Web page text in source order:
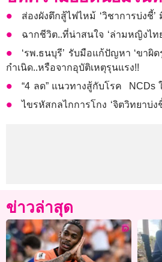
ส่องผังตึกสู้ไฟไหม้ ‘วิชาการบ่งชี้
ฉากชีวิต..ที่น่าสนใจ ‘ล่ามหญิงไท
‘รพ.ธนบุรี’ รับมือแก้ปัญหา ‘ขาผิด
กำเนิด..หรือจากอุบัติเหตุรุนแรง!!
“4 ลด” แนวทางสู้กับโรค NCDs
ไขรหัสกลไกการโกง ‘จิตวิทยาบ่ง
ข่าวล่าสุด